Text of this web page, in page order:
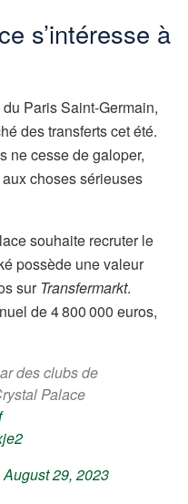
s’intéresse à
Paris Saint-Germain,
des transferts cet été.
ne cesse de galoper,
aux choses sérieuses
souhaite recruter le
possède une valeur
sur Transfermarkt.
de 4 800 000 euros,
des clubs de
Palace
August 29, 2023